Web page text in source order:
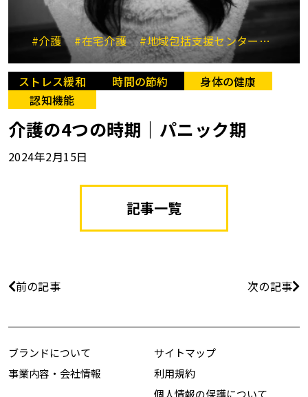
#介護 #在宅介護 #地域包括支援センター
ストレス緩和 時間の節約
身体の健康
認知機能
介護の4つの時期｜パニック期
2024年2月15日
記事一覧
前の記事 次の記事
ブランドについて
事業内容・会社情報
サイトマップ
利用規約
個人情報の保護について